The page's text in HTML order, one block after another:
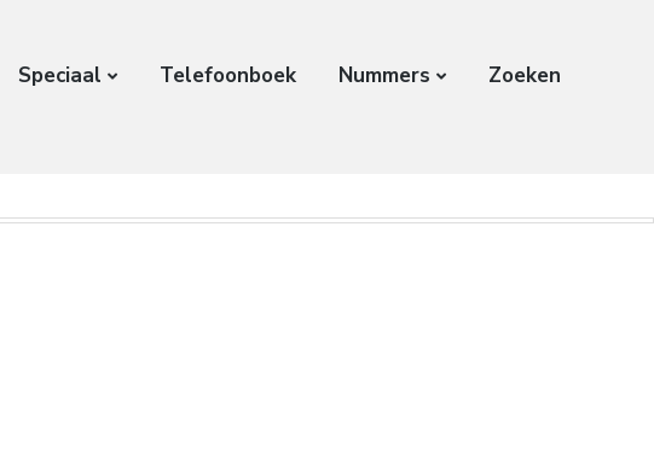
Speciaal Telefoonboek Nummers Zoeken